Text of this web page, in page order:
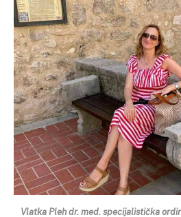
Vlatka Pleh dr. med. specijalistička